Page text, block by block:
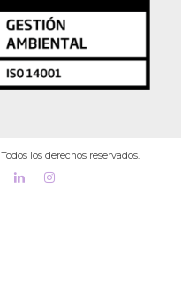
los derechos reservados.